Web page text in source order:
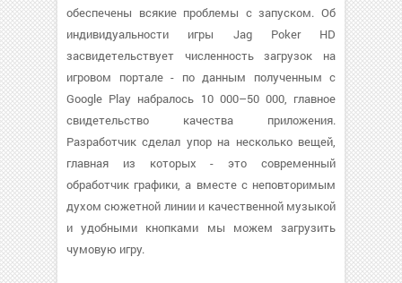
обеспечены всякие проблемы с запуском. Об
индивидуальности игры Jag Poker HD
засвидетельствует численность загрузок на
игровом портале - по данным полученным с
Google Play набралось 10 000–50 000, главное
свидетельство качества приложения.
Разработчик сделал упор на несколько вещей,
главная из которых - это современный
обработчик графики, а вместе с неповторимым
духом сюжетной линии и качественной музыкой
и удобными кнопками мы можем загрузить
чумовую игру.